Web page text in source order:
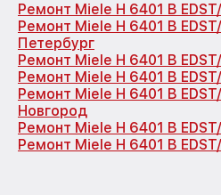
Ремонт Miele H 6401 B
Ремонт Miele H 6401 B
Петербург
Ремонт Miele H 6401 B
Ремонт Miele H 6401 B
Ремонт Miele H 6401 B
Новгород
Ремонт Miele H 6401 B
Ремонт Miele H 6401 B